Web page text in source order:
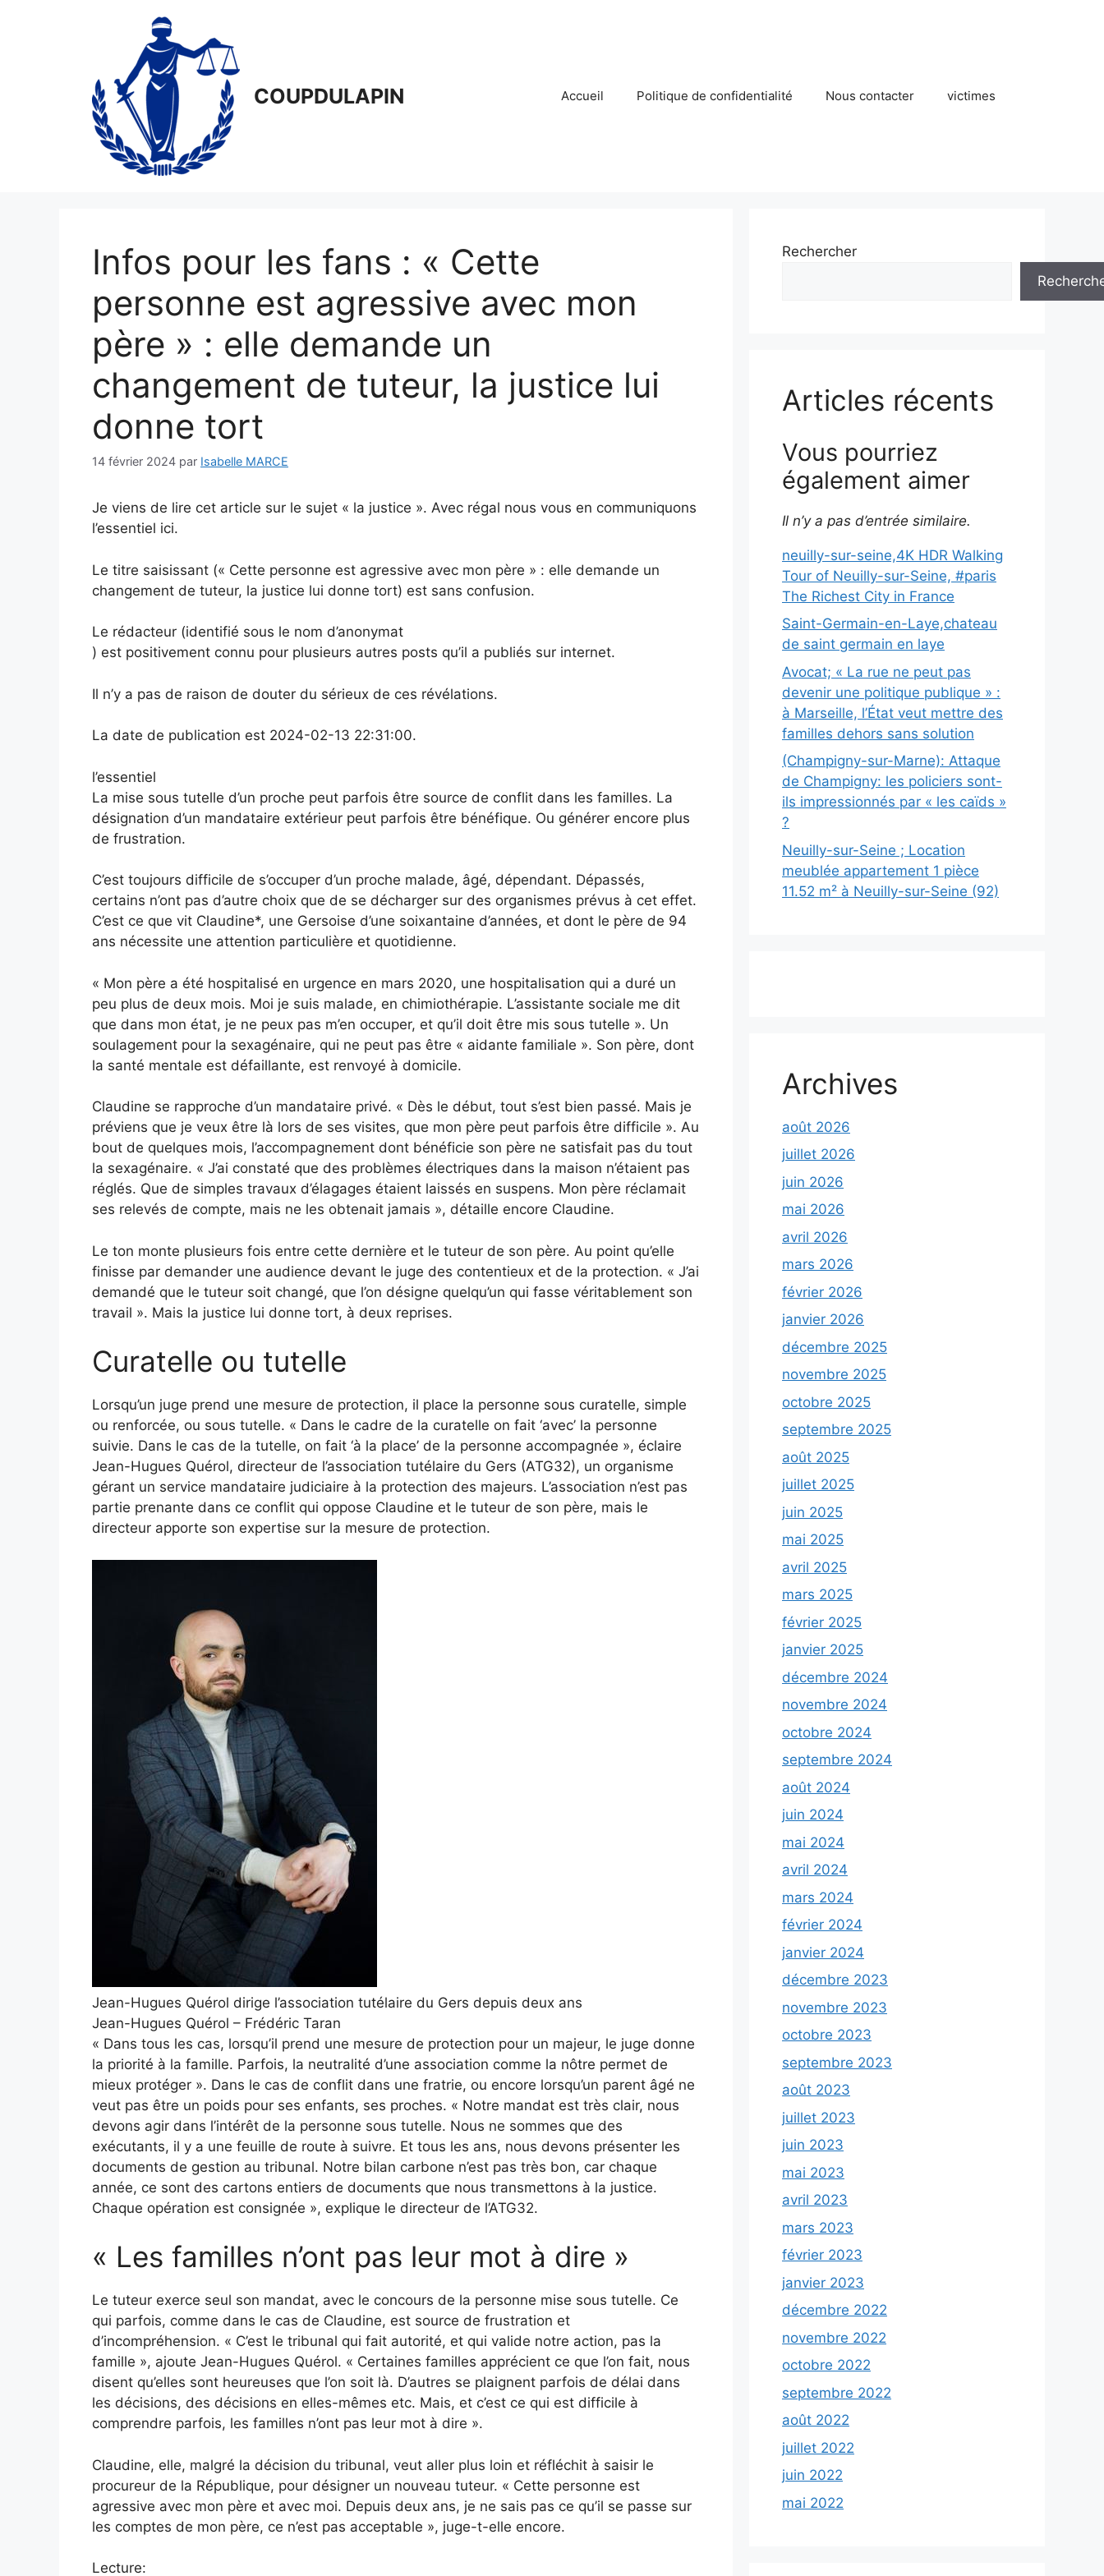
COUPDULAPIN Accueil Politique de confidentialité Nous contacter victimes
Infos pour les fans : « Cette
personne est agressive avec mon
père » : elle demande un
changement de tuteur, la justice lui
donne tort
14 février 2024 par Isabelle MARCE
Je viens de lire cet article sur le sujet « la justice ». Avec régal nous vous en communiquons
l’essentiel ici.
Le titre saisissant (« Cette personne est agressive avec mon père » : elle demande un
changement de tuteur, la justice lui donne tort) est sans confusion.
Le rédacteur (identifié sous le nom d’anonymat
) est positivement connu pour plusieurs autres posts qu’il a publiés sur internet.
Il n’y a pas de raison de douter du sérieux de ces révélations.
La date de publication est 2024-02-13 22:31:00.
l’essentiel
La mise sous tutelle d’un proche peut parfois être source de conflit dans les familles. La
désignation d’un mandataire extérieur peut parfois être bénéfique. Ou générer encore plus
de frustration.
C’est toujours difficile de s’occuper d’un proche malade, âgé, dépendant. Dépassés,
certains n’ont pas d’autre choix que de se décharger sur des organismes prévus à cet effet.
C’est ce que vit Claudine*, une Gersoise d’une soixantaine d’années, et dont le père de 94
ans nécessite une attention particulière et quotidienne.
« Mon père a été hospitalisé en urgence en mars 2020, une hospitalisation qui a duré un
peu plus de deux mois. Moi je suis malade, en chimiothérapie. L’assistante sociale me dit
que dans mon état, je ne peux pas m’en occuper, et qu’il doit être mis sous tutelle ». Un
soulagement pour la sexagénaire, qui ne peut pas être « aidante familiale ». Son père, dont
la santé mentale est défaillante, est renvoyé à domicile.
Claudine se rapproche d’un mandataire privé. « Dès le début, tout s’est bien passé. Mais je
préviens que je veux être là lors de ses visites, que mon père peut parfois être difficile ». Au
bout de quelques mois, l’accompagnement dont bénéficie son père ne satisfait pas du tout
la sexagénaire. « J’ai constaté que des problèmes électriques dans la maison n’étaient pas
réglés. Que de simples travaux d’élagages étaient laissés en suspens. Mon père réclamait
ses relevés de compte, mais ne les obtenait jamais », détaille encore Claudine.
Le ton monte plusieurs fois entre cette dernière et le tuteur de son père. Au point qu’elle
finisse par demander une audience devant le juge des contentieux et de la protection. « J’ai
demandé que le tuteur soit changé, que l’on désigne quelqu’un qui fasse véritablement son
travail ». Mais la justice lui donne tort, à deux reprises.
Curatelle ou tutelle
Lorsqu’un juge prend une mesure de protection, il place la personne sous curatelle, simple
ou renforcée, ou sous tutelle. « Dans le cadre de la curatelle on fait ‘avec’ la personne
suivie. Dans le cas de la tutelle, on fait ‘à la place’ de la personne accompagnée », éclaire
Jean-Hugues Quérol, directeur de l’association tutélaire du Gers (ATG32), un organisme
gérant un service mandataire judiciaire à la protection des majeurs. L’association n’est pas
partie prenante dans ce conflit qui oppose Claudine et le tuteur de son père, mais le
directeur apporte son expertise sur la mesure de protection.
Jean-Hugues Quérol dirige l’association tutélaire du Gers depuis deux ans
Jean-Hugues Quérol – Frédéric Taran
« Dans tous les cas, lorsqu’il prend une mesure de protection pour un majeur, le juge donne
la priorité à la famille. Parfois, la neutralité d’une association comme la nôtre permet de
mieux protéger ». Dans le cas de conflit dans une fratrie, ou encore lorsqu’un parent âgé ne
veut pas être un poids pour ses enfants, ses proches. « Notre mandat est très clair, nous
devons agir dans l’intérêt de la personne sous tutelle. Nous ne sommes que des
exécutants, il y a une feuille de route à suivre. Et tous les ans, nous devons présenter les
documents de gestion au tribunal. Notre bilan carbone n’est pas très bon, car chaque
année, ce sont des cartons entiers de documents que nous transmettons à la justice.
Chaque opération est consignée », explique le directeur de l’ATG32.
« Les familles n’ont pas leur mot à dire »
Le tuteur exerce seul son mandat, avec le concours de la personne mise sous tutelle. Ce
qui parfois, comme dans le cas de Claudine, est source de frustration et
d’incompréhension. « C’est le tribunal qui fait autorité, et qui valide notre action, pas la
famille », ajoute Jean-Hugues Quérol. « Certaines familles apprécient ce que l’on fait, nous
disent qu’elles sont heureuses que l’on soit là. D’autres se plaignent parfois de délai dans
les décisions, des décisions en elles-mêmes etc. Mais, et c’est ce qui est difficile à
comprendre parfois, les familles n’ont pas leur mot à dire ».
Claudine, elle, malgré la décision du tribunal, veut aller plus loin et réfléchit à saisir le
procureur de la République, pour désigner un nouveau tuteur. « Cette personne est
agressive avec mon père et avec moi. Depuis deux ans, je ne sais pas ce qu’il se passe sur
les comptes de mon père, ce n’est pas acceptable », juge-t-elle encore.
Lecture:
Rechercher
Articles récents
Vous pourriez
également aimer
Il n’y a pas d’entrée similaire.
neuilly-sur-seine,4K HDR Walking
Tour of Neuilly-sur-Seine, #paris
The Richest City in France
Saint-Germain-en-Laye,chateau
de saint germain en laye
Avocat; « La rue ne peut pas
devenir une politique publique » :
à Marseille, l’État veut mettre des
familles dehors sans solution
(Champigny-sur-Marne): Attaque
de Champigny: les policiers sont-
ils impressionnés par « les caïds »
?
Neuilly-sur-Seine ; Location
meublée appartement 1 pièce
11.52 m² à Neuilly-sur-Seine (92)
Archives
août 2026
juillet 2026
juin 2026
mai 2026
avril 2026
mars 2026
février 2026
janvier 2026
décembre 2025
novembre 2025
octobre 2025
septembre 2025
août 2025
juillet 2025
juin 2025
mai 2025
avril 2025
mars 2025
février 2025
janvier 2025
décembre 2024
novembre 2024
octobre 2024
septembre 2024
août 2024
juin 2024
mai 2024
avril 2024
mars 2024
février 2024
janvier 2024
décembre 2023
novembre 2023
octobre 2023
septembre 2023
août 2023
juillet 2023
juin 2023
mai 2023
avril 2023
mars 2023
février 2023
janvier 2023
décembre 2022
novembre 2022
octobre 2022
septembre 2022
août 2022
juillet 2022
juin 2022
mai 2022